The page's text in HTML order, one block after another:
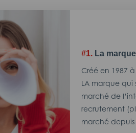
#1. La
Créé en 1987
LA marque qui
marché de
recrutement
marché depuis